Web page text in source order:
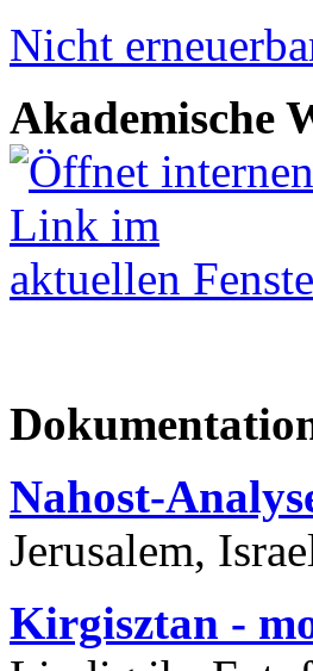
Nicht
Akademische
Nahost-
Jerusalem,
Kirgisztan -